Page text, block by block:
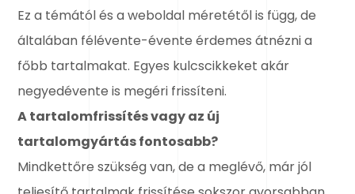
Ez a témától és a weboldal méretétől is függ, de
általában félévente-évente érdemes átnézni a
főbb tartalmakat. Egyes kulcscikkeket akár
negyedévente is megéri frissíteni.
A tartalomfrissítés vagy az új
tartalomgyártás fontosabb?
Mindkettőre szükség van, de a meglévő, már jól